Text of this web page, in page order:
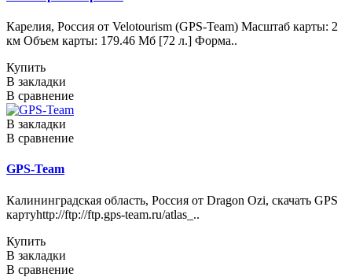
Карелия, Россия от Velotourism (GPS-Team) Масштаб карты: 2
км Объем карты: 179.46 Мб [72 л.] Форма..
Купить
В закладки
В сравнение
В закладки
В сравнение
GPS-Team
Калининградская область, Россия от Dragon Ozi, скачать GPS
картуhttp://ftp://ftp.gps-team.ru/atlas_..
Купить
В закладки
В сравнение